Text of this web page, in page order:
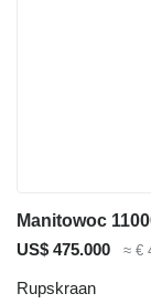
Manitowoc
US$ 475.000
≈ €
Rupskraan